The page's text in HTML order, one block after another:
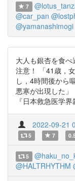
7
@car_pan
@yamanashimogi
大人も銀杏を食
注意！ 「41歳，
し，4時間後から
悪寒が出現した」
『日本救急医学
2022-09-21
5 7
5
@HALTRHYTHM